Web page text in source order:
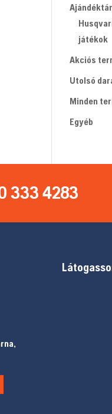
játékok
Akciós
Utolsó
Minden
Egyéb
333 4283